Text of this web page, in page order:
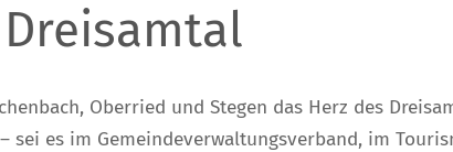
Oberried und Stegen das Herz des
sei es im Gemeindeverwaltungsverband, im